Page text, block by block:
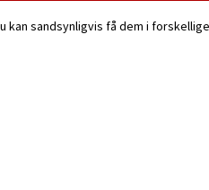
kan sandsynligvis få dem i